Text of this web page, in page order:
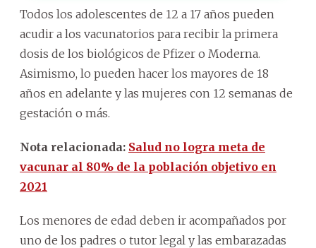
Todos los adolescentes de 12 a 17 años pueden
acudir a los vacunatorios para recibir la primera
dosis de los biológicos de Pfizer o Moderna.
Asimismo, lo pueden hacer los mayores de 18
años en adelante y las mujeres con 12 semanas de
gestación o más.
Nota relacionada: Salud no logra meta de
vacunar al 80% de la población objetivo en
2021
Los menores de edad deben ir acompañados por
uno de los padres o tutor legal y las embarazadas